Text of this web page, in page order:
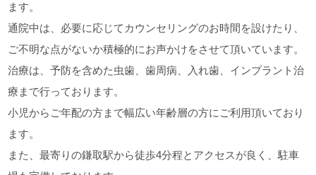
ます。
通院中は、必要に応じてカウンセリングのお時間を設けたり、
ご不明な点がないか積極的にお声かけをさせて頂いています。
治療は、予防を含めた虫歯、歯周病、入れ歯、インプラント治
療まで行っております。
小児からご年配の方まで幅広い年齢層の方にご利用頂いており
ます。
また、最寄りの鎌取駅から徒歩4分程とアクセスが良く、駐車